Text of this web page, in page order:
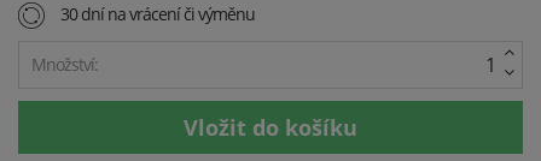
30 dní na vrácení či výměnu
Množství: